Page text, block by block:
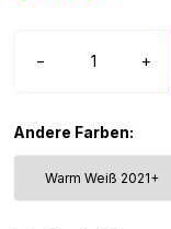
−
Volvo
Menge
+
Andere Farben: